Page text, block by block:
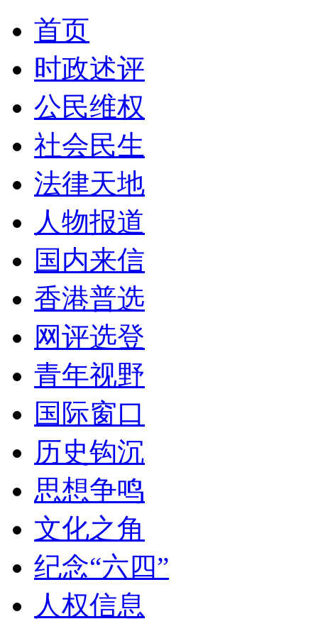
首页
时政述评
公民维权
社会民生
法律天地
人物报道
国内来信
香港普选
网评选登
青年视野
国际窗口
历史钩沉
思想争鸣
文化之角
纪念“六四”
人权信息